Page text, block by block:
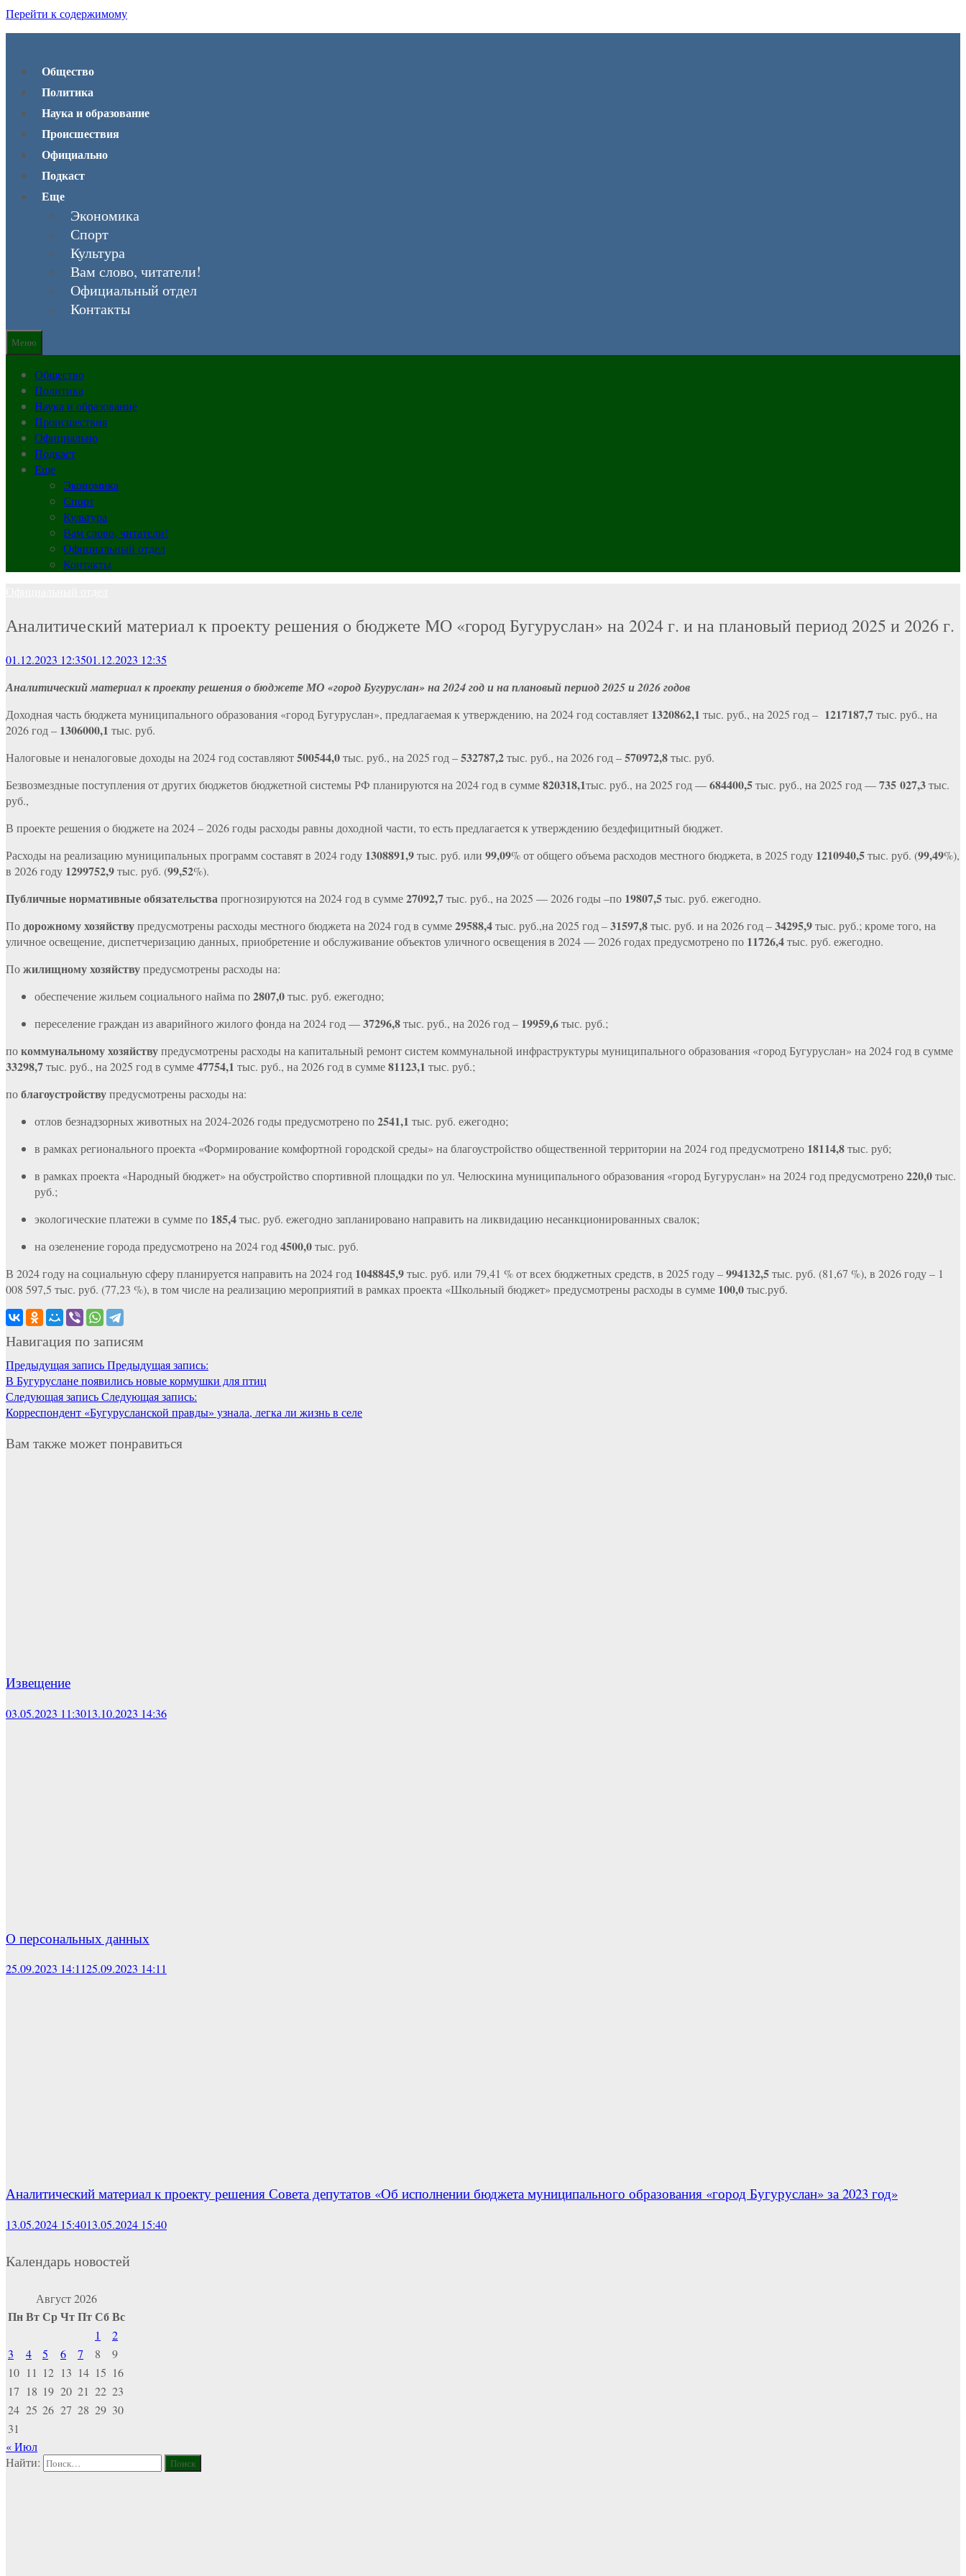
Перейти к содержимому
Общество
Политика
Наука и образование
Происшествия
Официально
Подкаст
Еще
Экономика
Спорт
Культура
Вам слово, читатели!
Официальный отдел
Контакты
Меню
Общество
Политика
Наука и образование
Происшествия
Официально
Подкаст
Еще
Экономика
Спорт
Культура
Вам слово, читатели!
Официальный отдел
Контакты
Аналитический материал к проекту решения о бюджете МО «город Бугуруслан» на 2024 г. и на плановый период 2025 и 2026 г.
01.12.2023 12:3501.12.2023 12:35
Аналитический материалк проекту решения о бюджете МО «город Бугуруслан» на 2024 год и на плановыйпериод 2025 и 2026 годов
Доходная часть бюджета муниципального образования «город Бугуруслан», предлагаемая к утверждению, на 2024 год составляет 1320862,1 тыс. руб., на 2025 год – 1217187,7тыс. руб., на
2026 год – 1306000,1 тыс. руб.
Налоговые и неналоговые доходы на 2024 год составляют500544,0тыс. руб., на 2025 год –532787,2тыс. руб., на 2026 год –570972,8тыс. руб.
Безвозмездные поступления от других бюджетов бюджетной системы РФ планируются на 2024 год в сумме820318,1тыс. руб., на 2025 год —684400,5тыс. руб., на 2025 год —735 027,3тыс.
руб.,
В проекте решения о бюджете на 2024 – 2026 годы расходы равны доходной части, то есть предлагается к утверждению бездефицитный бюджет.
Расходы на реализацию муниципальных программ составят в 2024 году 1308891,9тыс. руб. или 99,09% от общего объема расходов местного бюджета, в 2025 году 1210940,5тыс. руб. (99,49%),
в 2026 году 1299752,9тыс. руб. (99,52%).
Публичные нормативные обязательствапрогнозируются на 2024 год в сумме27092,7тыс. руб., на 2025 — 2026 годы –по 19807,5тыс. руб. ежегодно.
Подорожному хозяйствупредусмотрены расходы местного бюджета на 2024 год в сумме29588,4тыс. руб.,на 2025 год –31597,8тыс. руб. и на 2026 год –34295,9тыс. руб.; кроме того, на
уличное освещение, диспетчеризацию данных, приобретение и обслуживание объектов уличного освещения в 2024 — 2026 годах предусмотрено по 11726,4тыс. руб. ежегодно.
Пожилищному хозяйствупредусмотрены расходы на:
обеспечение жильем социального найма по2807,0тыс. руб. ежегодно;
переселение граждан из аварийного жилого фонда на 2024 год —37296,8тыс. руб., на 2026 год – 19959,6тыс. руб.;
покоммунальному хозяйствупредусмотрены расходы на капитальный ремонт систем коммунальной инфраструктуры муниципального образования «город Бугуруслан» на 2024 год в сумме
33298,7тыс. руб., на 2025 год в сумме47754,1 тыс. руб., на 2026 год в сумме81123,1 тыс. руб.;
поблагоустройствупредусмотрены расходы на:
отлов безнадзорных животных на 2024-2026 годы предусмотрено по2541,1 тыс. руб. ежегодно;
в рамках регионального проекта «Формирование комфортной городской среды» на благоустройство общественной территории на 2024 год предусмотрено 18114,8тыс. руб;
в рамках проекта «Народный бюджет» на обустройство спортивной площадки по ул. Челюскина муниципального образования «город Бугуруслан» на 2024 год предусмотрено220,0тыс.
руб.;
экологические платежи в сумме по 185,4тыс. руб. ежегодно запланировано направить на ликвидацию несанкционированных свалок;
на озеленение города предусмотрено на 2024 год4500,0тыс. руб.
В 2024 году на социальную сферу планируется направить на 2024 год 1048845,9тыс. руб. или 79,41 % от всех бюджетных средств, в 2025 году –994132,5тыс. руб. (81,67 %), в 2026 году – 1
008 597,5 тыс. руб. (77,23 %), в том числе на реализацию мероприятий в рамках проекта «Школьный бюджет» предусмотрены расходы в сумме 100,0тыс.руб.
Навигация по записям
Предыдущая записьПредыдущая запись:
В Бугуруслане появились новые кормушки для птиц
Следующая записьСледующая запись:
Корреспондент «Бугурусланской правды» узнала, легка ли жизнь в селе
Вам также может понравиться
Извещение
03.05.2023 11:3013.10.2023 14:36
О персональных данных
25.09.2023 14:1125.09.2023 14:11
Аналитический материал к проекту решения Совета депутатов «Об исполнении бюджета муниципального образования «город Бугуруслан» за 2023 год»
13.05.2024 15:4013.05.2024 15:40
Календарь новостей
Август 2026
ПнВтСрЧтПтСбВс
1
2
3
4 5 6 7 8
9
10 11 12 13 14 15 16
17 18 19 20 21 22 23
24 25 26 27 28 29 30
31
« Июл
Найти: